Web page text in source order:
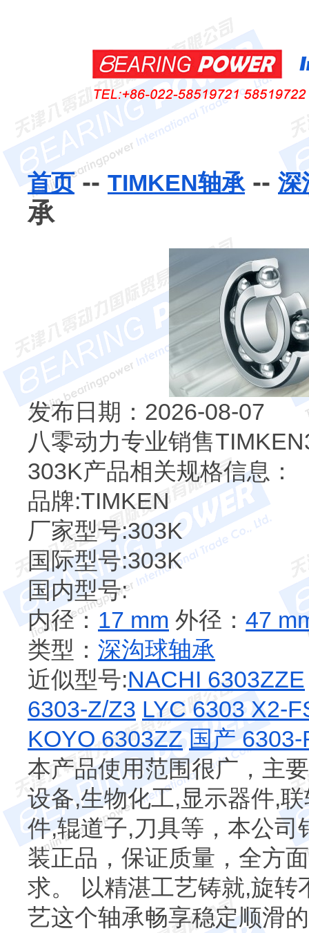
首页-- TIMKEN轴承-- 深
承
发布日期：2026-08-07
八零动力专业销售
303K产品相关规格信息：
品牌:TIMKEN
厂家型号:303K
国际型号:303K
国内型号:
内径： 17 mm 外径： 47
类型： 深沟球轴承
近似型号:NACHI 6303ZZE
6303-Z/Z3 LYC 6303 X2-
KOYO 6303ZZ 国产 6303-
本产品使用范围很广，主
设备,生物化工,显示器件,
件,辊道子,刀具等，本公
装正品，保证质量，全方
求。 以精湛工艺铸就,旋
艺这个轴承畅享稳定顺滑